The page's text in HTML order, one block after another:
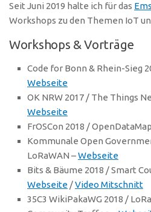
Seit Juni 2019 halte ich für das
Workshops zu den Themen IoT
Workshops & Vorträge
Code for Bonn & Rhein-Sieg
Webseite
OK NRW 2017 / The Things
Webseite
FrOSCon 2018 /
Kommunale Open
LoRaWAN –Webseite
Bits & Bäume 2018 / Smart
Webseite /Video Mitschnitt
35C3 WikiPakaWG 2018 /